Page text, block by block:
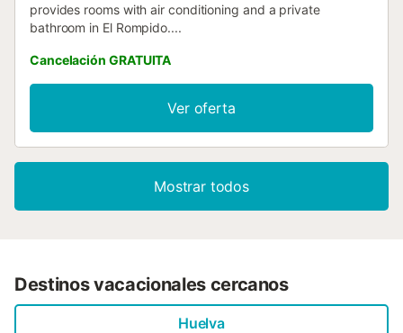
provides rooms with air conditioning and a private
bathroom in El Rompido....
Cancelación GRATUITA
Ver oferta
Mostrar todos
Destinos vacacionales cercanos
Huelva